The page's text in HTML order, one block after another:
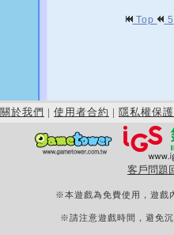
Top 5
關於我們 | 使用者合約 | 隱私權保護
客戶問題
※本遊戲為免費使用，遊戲
※請注意遊戲時間，避免